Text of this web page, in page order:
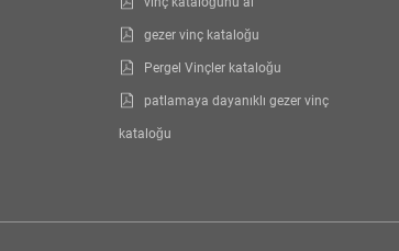
gezer vinç kataloğu
Pergel Vinçler kataloğu
patlamaya dayanıklı gezer vinç
kataloğu